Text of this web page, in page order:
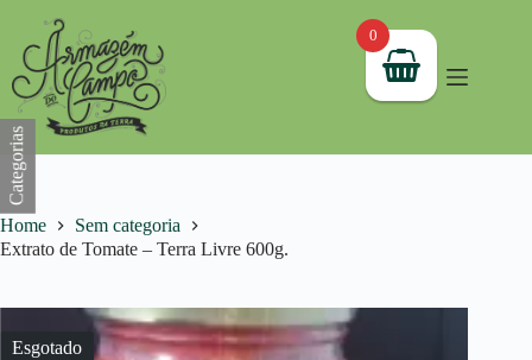
conteúdo
Home
Sem categoria
Extrato de Tomate – Terra Livre 600g.
Esgotado
0
Categorias